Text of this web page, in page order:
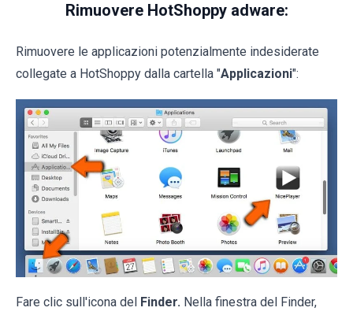
Rimuovere HotShoppy adware:
Rimuovere le applicazioni potenzialmente indesiderate
collegate a HotShoppy dalla cartella "Applicazioni":
Fare clic sull'icona del Finder. Nella finestra del Finder,